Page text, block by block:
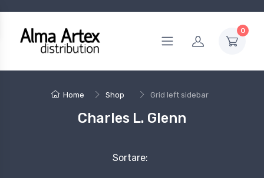
0
Home Shop Grid left sidebar
Charles L. Glenn
Sortare: